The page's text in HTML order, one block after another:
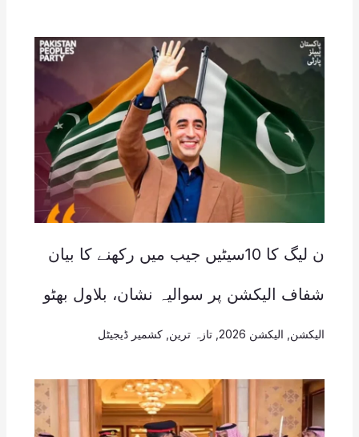
ن لیگ کا 10سیٹیں جیب میں رکھنے کا بیان
شفاف الیکشن پر سوالیہ نشان، بلاول بھٹو
الیکشن الیکشن 2026 , تازہ ترین کشمیر ڈیجیٹل